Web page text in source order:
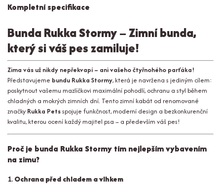
Kompletní specifikace
Bunda Rukka Stormy – Zimní bunda,
který si váš pes zamiluje!
Zima vás už nikdy nepřekvapí – ani vašeho čtyřnohého parťáka!
Představujeme bundu Rukka Stormy, která je navržena s jediným cílem:
poskytnout vašemu mazlíčkovi maximální pohodlí, ochranu a styl během
chladných a mokrých zimních dní. Tento zimní kabát od renomované
značky Rukka Petsspojuje funkčnost, moderní design a bezkonkurenční
kvalitu, kterou ocení každý majitel psa – a především váš pes!
Proč je bunda Rukka Stormy tím nejlepším vybavením
na zimu?
1.Ochrana před chladem a vlhkem